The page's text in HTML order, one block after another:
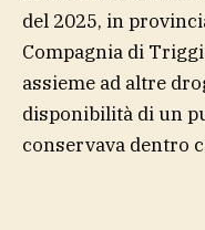
del 2025, in
Compagnia di
assieme ad altre
disponibilità di un
conservava dentro